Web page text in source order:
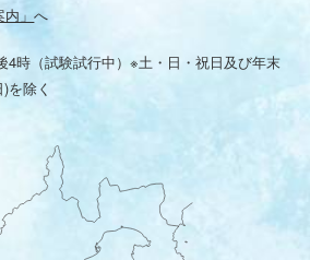
内」へ
4時（試験試行中）※土・日・祝日及び年末
を除く